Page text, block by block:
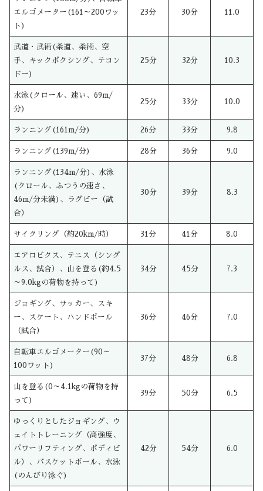
エルゴメーター(161～200ワッ
ト)
23分 30分 11.0
武道・武術(柔道、柔術、空
手、キックボクシング、テコン
ドー)
25分 32分 10.3
水泳(クロール、速い、69m/
分)
25分 33分 10.0
ランニング(161m/分) 26分 33分 9.8
ランニング(139m/分) 28分 36分 9.0
ランニング(134m/分)、水泳
(クロール、ふつうの速さ、
46m/分未満)、ラグビー（試
合）
30分 39分 8.3
サイクリング（約20km/時） 31分 41分 8.0
エアロビクス、テニス（シング
ルス、試合）、山を登る(約4.5
～9.0kgの荷物を持って)
34分 45分 7.3
ジョギング、サッカー、スキ
ー、スケート、ハンドボール
（試合）
36分 46分 7.0
自転車エルゴメーター(90～
100ワット)
37分 48分 6.8
山を登る(0～4.1kgの荷物を持
って)
39分 50分 6.5
ゆっくりとしたジョギング、ウ
ェイトトレーニング（高強度、
パワーリフティング、ボディビ
ル）、バスケットボール、水泳
(のんびり泳ぐ)
42分 54分 6.0